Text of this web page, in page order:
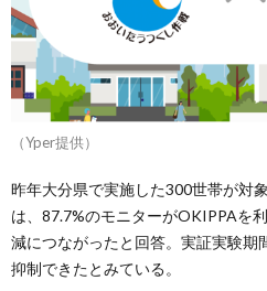
（Yper提供）
昨年大分県で実施した300世帯が対
は、87.7%のモニターがOKIPPAを
減につながったと回答。実証実験期
抑制できたとみている。